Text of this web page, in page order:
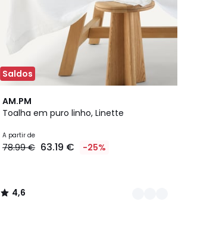
Saldos
AM.PM
Toalha em puro linho, Linette
A partir de
78.99 € 63.19 € -25%
4,6
/ 5
2
Cores
4,6
/